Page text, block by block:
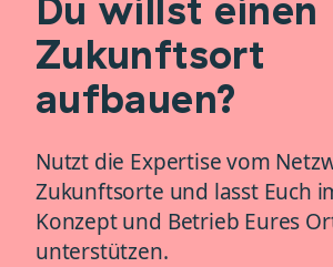
Zukunftsort
aufbauen?
Nutzt die Expertise vom
Zukunftsorte und lasst Euch
Konzept und Betrieb Eures
unterstützen.